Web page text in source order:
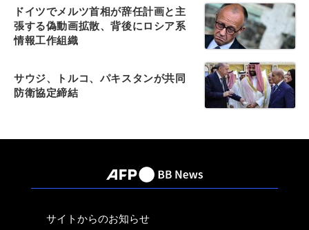
ドイツでメルツ首相が辞任計画と主
張する偽動画拡散、背後にロシア系
情報工作組織
サウジ、トルコ、パキスタンが共同
防衛協定締結
サイトからのお知らせ